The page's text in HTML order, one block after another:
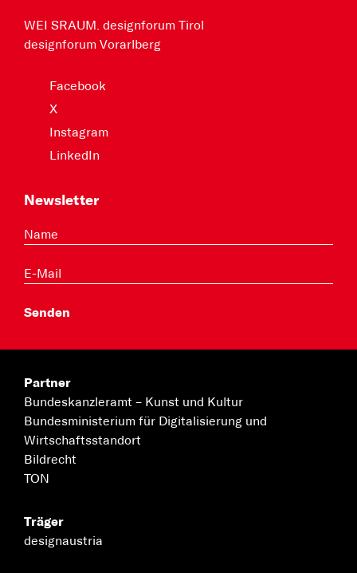
WEI SRAUM. designforum Tirol
designforum Vorarlberg
Facebook
X
Instagram
LinkedIn
Newsletter
Partner
Bundeskanzleramt – Kunst und Kultur
Bundesministerium für Digitalisierung und
Wirtschaftsstandort
Bildrecht
TON
Träger
designaustria